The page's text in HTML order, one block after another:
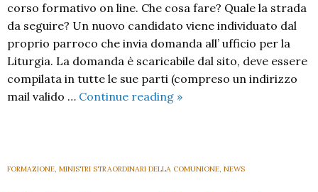
corso formativo on line. Che cosa fare? Quale la strada
da seguire? Un nuovo candidato viene individuato dal
proprio parroco che invia domanda all’ ufficio per la
Liturgia. La domanda è scaricabile dal sito, deve essere
compilata in tutte le sue parti (compreso un indirizzo
mail valido … Continue reading Ministri
Avvisi
»
FORMAZIONE, MINISTRI STRAORDINARI DELLA COMUNIONE, NEWS